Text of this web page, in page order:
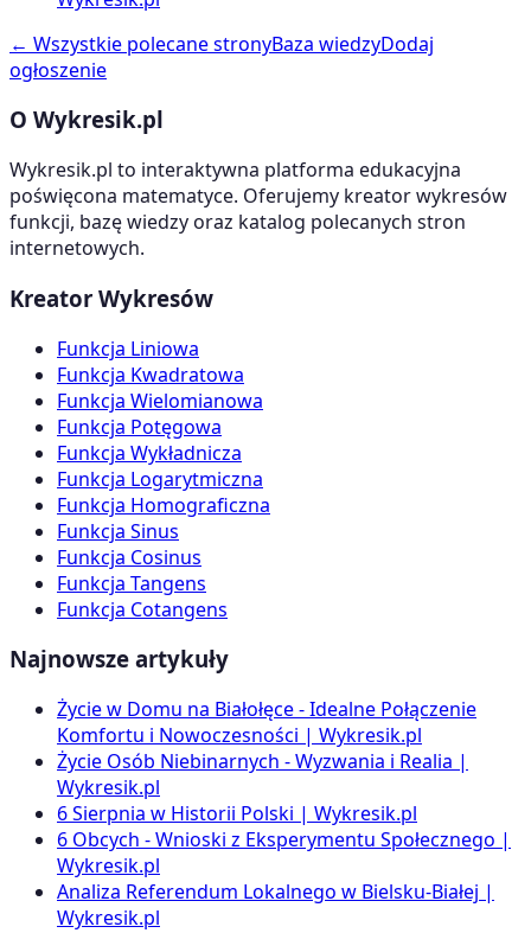
← Wszystkie polecane stronyBaza wiedzyDodaj
ogłoszenie
O Wykresik.pl
Wykresik.pl to interaktywna platforma edukacyjna
poświęcona matematyce. Oferujemy kreator wykresów
funkcji, bazę wiedzy oraz katalog polecanych stron
internetowych.
Kreator Wykresów
Funkcja Liniowa
Funkcja Kwadratowa
Funkcja Wielomianowa
Funkcja Potęgowa
Funkcja Wykładnicza
Funkcja Logarytmiczna
Funkcja Homograficzna
Funkcja Sinus
Funkcja Cosinus
Funkcja Tangens
Funkcja Cotangens
Najnowsze artykuły
Życie w Domu na Białołęce - Idealne Połączenie
Komfortu i Nowoczesności | Wykresik.pl
Życie Osób Niebinarnych - Wyzwania i Realia |
Wykresik.pl
6 Sierpnia w Historii Polski | Wykresik.pl
6 Obcych - Wnioski z Eksperymentu Społecznego |
Wykresik.pl
Analiza Referendum Lokalnego w Bielsku-Białej |
Wykresik.pl